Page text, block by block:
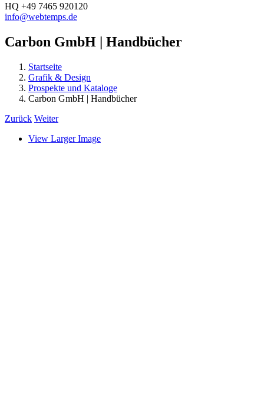
HQ +49 7465 920120
info@webtemps.de
Carbon GmbH | Handbücher
Startseite
Grafik & Design
Prospekte und Kataloge
Carbon GmbH | Handbücher
Zurück Weiter
View Larger Image